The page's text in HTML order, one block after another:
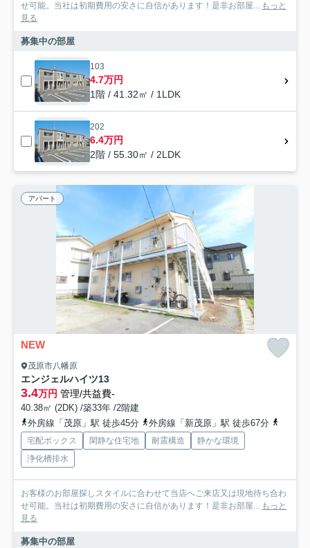
せ可能。当社は初期費用の安さに自信があります！是非お部屋... もっと
見る
募集中の部屋
103
4.7万円
1階 / 41.32㎡ / 1LDK
202
6.4万円
2階 / 55.30㎡ / 2LDK
アパート
NEW
茂原市八幡原
エンジェルハイツ13
3.4万円 管理/共益費-
40.38㎡ (2DK) /築33年 /2階建
外房線「茂原」駅 徒歩45分
外房線「新茂原」駅 徒歩67分
宅配ボックス 閑静な住宅地 耐震構造
静かな環境
浄化槽排水
お客様のお部屋探しスタイルに合わせて当店へご来店又は現地待ち合わ
せ可能。当社は初期費用の安さに自信があります！是非お部屋... もっと
見る
募集中の部屋